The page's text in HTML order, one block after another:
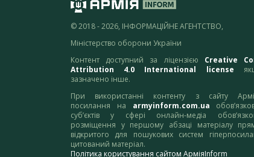
© 2018 - 2026, ІНФОРМАЦІЙНЕ АГЕНТСТВО,
Міністерство оборони України
Контент доступний за ліцензією Creative
Attribution 4.0 International license
зазначено інше.
При використанні контенту з сайту
посилання на armyinform.com.ua
суб’єктів у сфері онлайн-медіа
розміщення у першому абзаці матеріалу
відкритого для пошукових систем
цитований матеріал.
Політика користування сайтом АрміяInform